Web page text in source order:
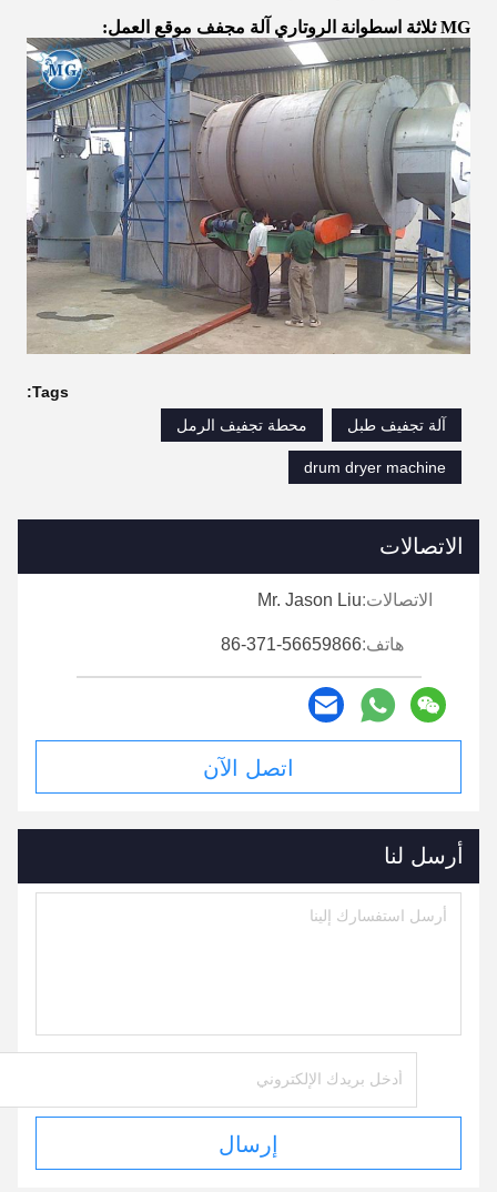
MG ثلاثة اسطوانة الروتاري آلة مجفف موقع العمل:
Tags:
آلة تجفيف طبل
محطة تجفيف الرمل
drum dryer machine
الاتصالات
الاتصالات:Mr. Jason Liu
هاتف:86-371-56659866
اتصل الآن
أرسل لنا
إرسال